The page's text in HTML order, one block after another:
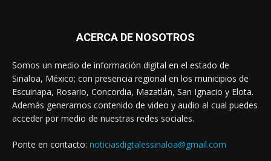
ACERCA DE NOSOTROS
Somos un medio de información digital en el estado de
Sinaloa, México; con presencia regional en los municipios de
Escuinapa, Rosario, Concordia, Mazatlán, San Ignacio y Elota.
Además generamos contenido de video y audio al cual puedes
acceder por medio de nuestras redes sociales.
Ponte en contacto: noticiasdigtalessinaloa@gmail.com